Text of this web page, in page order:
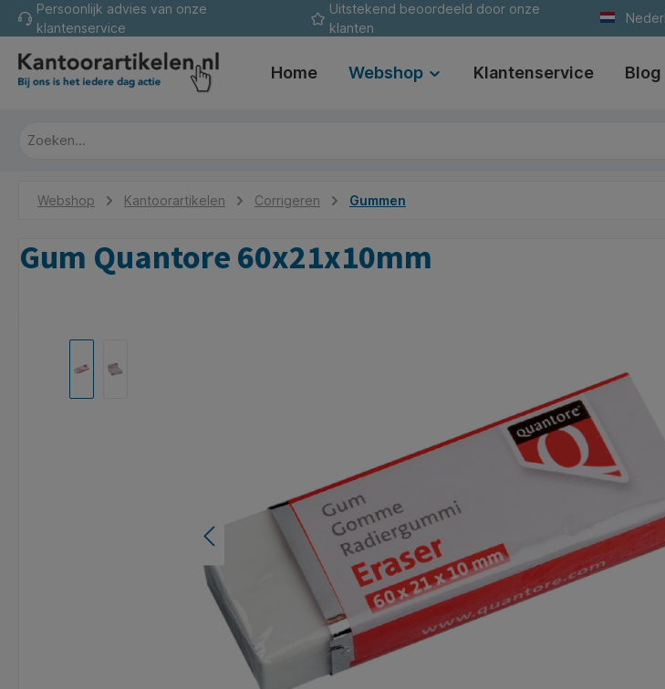
Ga naar de hoofdnavigatie
Persoonlijk advies van onze
klantenservice
Uitstekend beoordeeld door onze
klanten
Home Webshop Klantenservice Blog
Webshop Kantoorartikelen Corrigeren Gummen
Gum Quantore 60x21x10mm